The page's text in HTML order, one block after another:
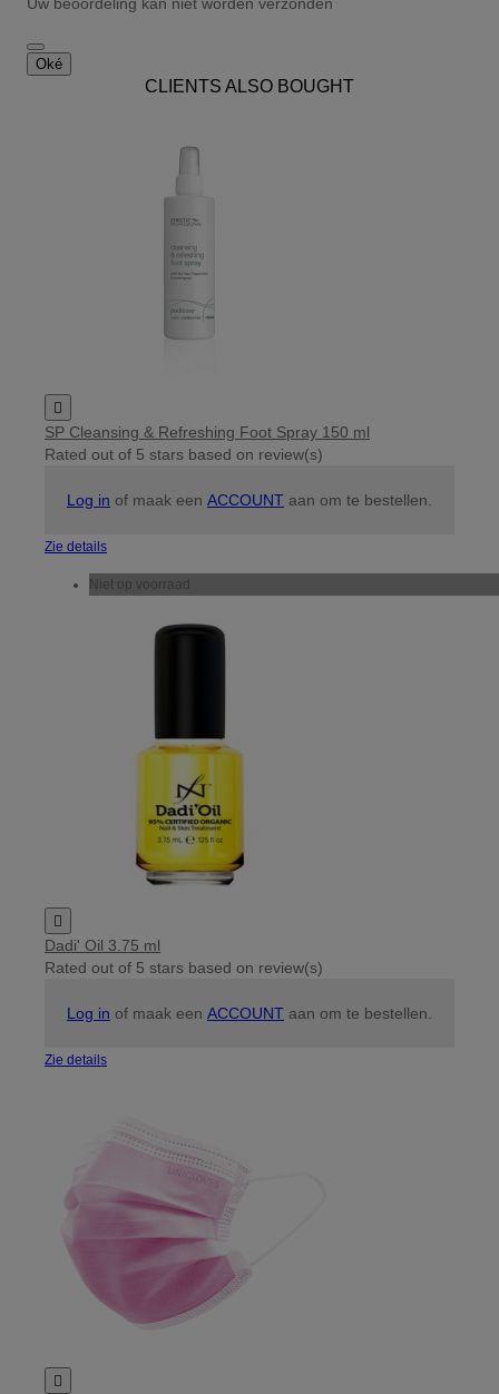
Oké
CLIENTS ALSO BOUGHT

SP Cleansing & Refreshing Foot Spray 150 ml
Rated out of 5 stars based on review(s)
Log in of maak een ACCOUNT aan om te bestellen.
Zie details
Niet op voorraad

Dadi' Oil 3.75 ml
Rated out of 5 stars based on review(s)
Log in of maak een ACCOUNT aan om te bestellen.
Zie details
